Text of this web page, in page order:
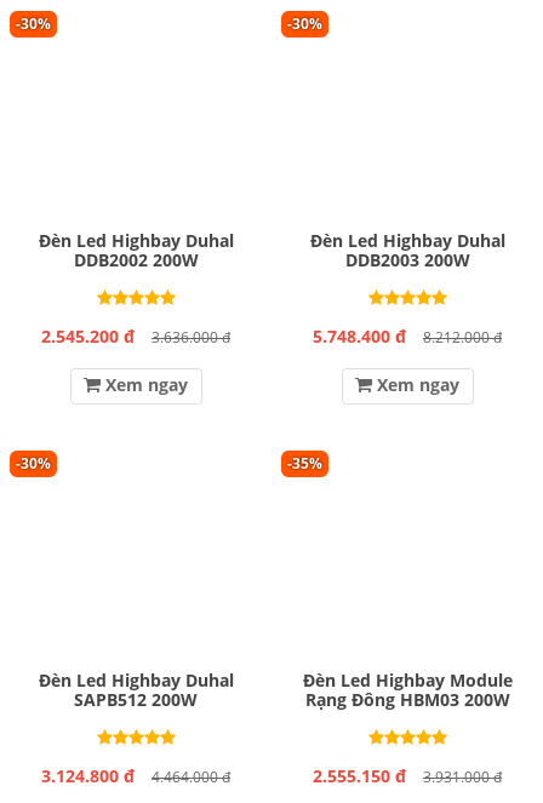
-30%
Đèn Led Highbay Duhal
DDB2002 200W
2.545.200 đ 3.636.000 đ
Xem ngay
-30%
Đèn Led Highbay Duhal
DDB2003 200W
5.748.400 đ 8.212.000 đ
Xem ngay
-30%
Đèn Led Highbay Duhal
SAPB512 200W
3.124.800 đ 4.464.000 đ
-35%
Đèn Led Highbay Module
Rạng Đông HBM03 200W
2.555.150 đ 3.931.000 đ